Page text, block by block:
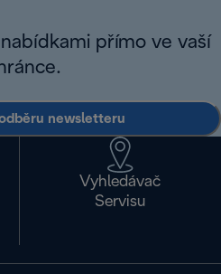
přímo ve vaší
newsletteru
Vyhledávač
Servisu